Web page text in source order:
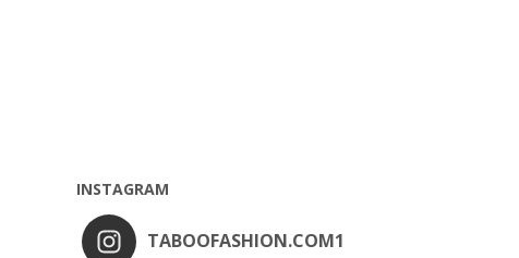
INSTAGRAM
TABOOFASHION.COM1